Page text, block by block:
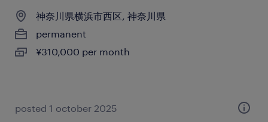
神奈川県横浜市西区, 神奈川県
permanent
¥310,000 per month
posted 1 october 2025